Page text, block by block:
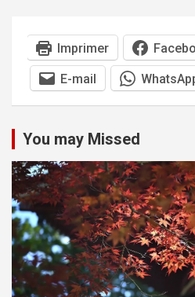
Imprimer
E-mail
You may Missed